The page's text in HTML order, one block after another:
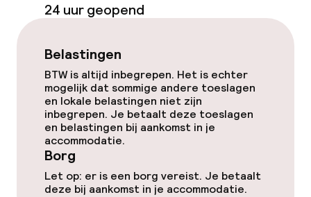
Terras
Eet- en drinkgelegenheden
Bar
Eet- en drinkdiensten
Ontbijtbuffet
24 uur geopend
Belastingen
BTW is altijd inbegrepen. Het is echter
mogelijk dat sommige andere toeslagen
en lokale belastingen niet zijn
inbegrepen. Je betaalt deze toeslagen
en belastingen bij aankomst in je
accommodatie.
Borg
Let op: er is een borg vereist. Je betaalt
deze bij aankomst in je accommodatie.